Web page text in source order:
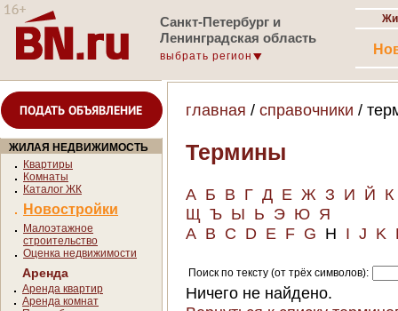
Санкт-Петербург и
Ленинградская область
выбрать регион
ПОДАТЬ ОБЪЯВЛЕНИЕ
ЖИЛАЯ НЕДВИЖИМОСТЬ
Квартиры
Комнаты
Каталог ЖК
Новостройки
Малоэтажное
строительство
Оценка недвижимости
Аренда
Аренда квартир
Аренда комнат
главная / справочники /
Термины
А Б В Г Д Е Ж З И Й К
Щ Ъ Ы Ь Э Ю Я
A B C D E F G H I J K
Поиск по тексту (от трёх символов):
Ничего не найдено.